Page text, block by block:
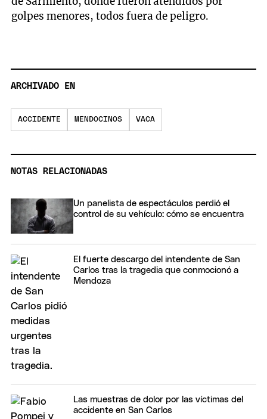
golpes menores, todos fuera de peligro.
ARCHIVADO EN
ACCIDENTE MENDOCINOS VACA
NOTAS RELACIONADAS
Un panelista de espectáculos perdió el
control de su vehículo: cómo se encuentra
El fuerte descargo del intendente de San
Carlos tras la tragedia que conmocionó a
Mendoza
Las muestras de dolor por las víctimas del
accidente en San Carlos